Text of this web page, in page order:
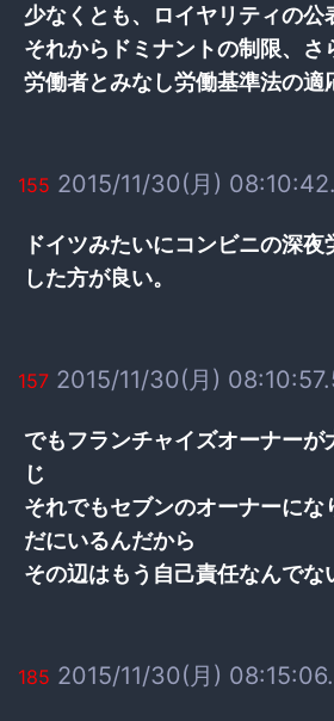
少なくとも、ロイヤリティの公
それからドミナントの制限、さ
労働者とみなし労働基準法の適
155 2015/11/30(月)
ドイツみたいにコンビニの深
した方が良い。
157 2015/11/30(月)
でもフランチャイズオーナーが
じ
それでもセブンのオーナーにな
だにいるんだから
その辺はもう自己責任なんでな
185 2015/11/30(月)